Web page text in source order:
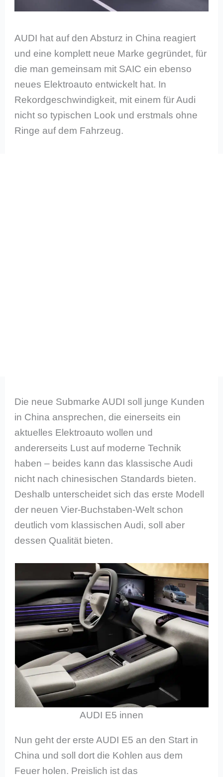
AUDI hat auf den Absturz in China reagiert
und eine komplett neue Marke gegründet, für
die man gemeinsam mit SAIC ein ebenso
neues Elektroauto entwickelt hat. In
Rekordgeschwindigkeit, mit einem für Audi
nicht so typischen Look und erstmals ohne
Ringe auf dem Fahrzeug.
Die neue Submarke AUDI soll junge Kunden
in China ansprechen, die einerseits ein
aktuelles Elektroauto wollen und
andererseits Lust auf moderne Technik
haben – beides kann das klassische Audi
nicht nach chinesischen Standards bieten.
Deshalb unterscheidet sich das erste Modell
der neuen Vier-Buchstaben-Welt schon
deutlich vom klassischen Audi, soll aber
dessen Qualität bieten.
AUDI E5 innen
Nun geht der erste AUDI E5 an den Start in
China und soll dort die Kohlen aus dem
Feuer holen. Preislich ist das